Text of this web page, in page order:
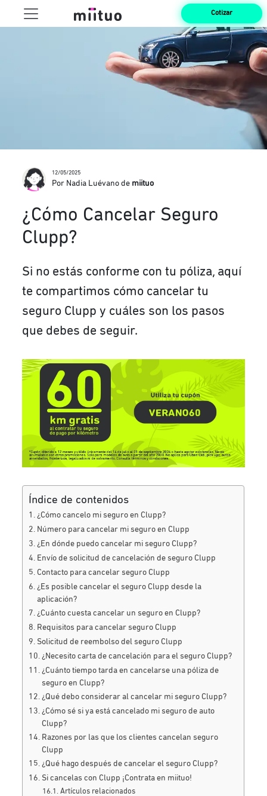
Cotizar
12/05/2025
Por Nadia Luévano de miituo
¿Cómo Cancelar Seguro
Clupp?
Si no estás conforme con tu póliza, aquí
te compartimos cómo cancelar tu
seguro Clupp y cuáles son los pasos
que debes de seguir.
Índice de contenidos
¿Cómo cancelo mi seguro en Clupp?
Número para cancelar mi seguro en Clupp
¿En dónde puedo cancelar mi seguro Clupp?
Envío de solicitud de cancelación de seguro Clupp
Contacto para cancelar seguro Clupp
¿Es posible cancelar el seguro Clupp desde la
aplicación?
¿Cuánto cuesta cancelar un seguro en Clupp?
Requisitos para cancelar seguro Clupp
Solicitud de reembolso del seguro Clupp
¿Necesito carta de cancelación para el seguro Clupp?
¿Cuánto tiempo tarda en cancelarse una póliza de
seguro en Clupp?
¿Qué debo considerar al cancelar mi seguro Clupp?
¿Cómo sé si ya está cancelado mi seguro de auto
Clupp?
Razones por las que los clientes cancelan seguro
Clupp
¿Qué hago después de cancelar el seguro Clupp?
Si cancelas con Clupp ¡Contrata en miituo!
Artículos relacionados